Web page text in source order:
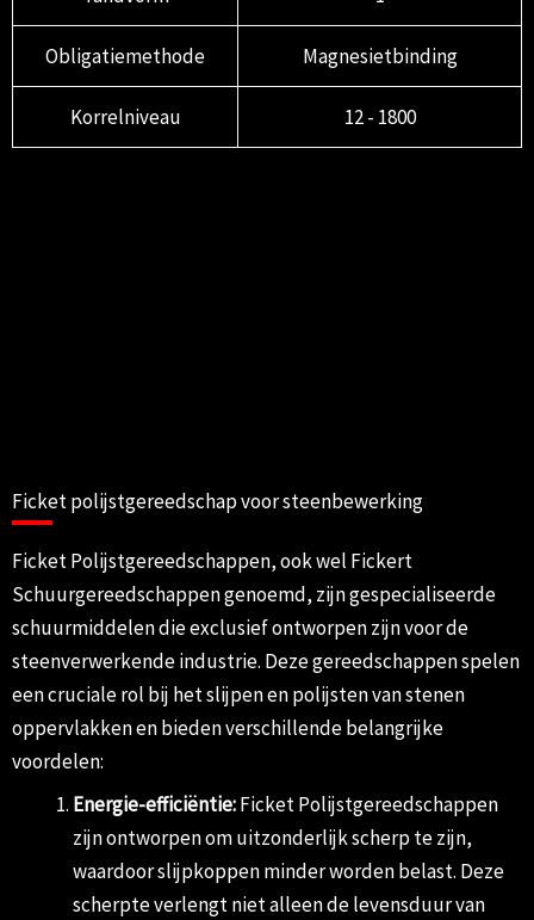
Obligatiemethode Magnesietbinding
Korrelniveau 12 - 1800
Ficket polijstgereedschap voor steenbewerking
Ficket Polijstgereedschappen, ook wel Fickert
Schuurgereedschappen genoemd, zijn gespecialiseerde
schuurmiddelen die exclusief ontworpen zijn voor de
steenverwerkende industrie. Deze gereedschappen spelen
een cruciale rol bij het slijpen en polijsten van stenen
oppervlakken en bieden verschillende belangrijke
voordelen:
Energie-efficiëntie:Ficket Polijstgereedschappen
zijn ontworpen om uitzonderlijk scherp te zijn,
waardoor slijpkoppen minder worden belast. Deze
scherpte verlengt niet alleen de levensduur van